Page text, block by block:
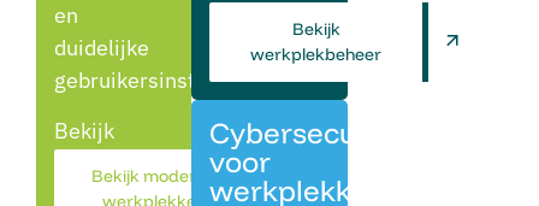
en
duidelijke
gebruikersinstellingen.
Bekijk
moderne
werkplek
Bekijk moderne
werkplekken
verantwoordelijken.
Bekijk
werkplekbeheer
Cybersecurity
voor
werkplekken